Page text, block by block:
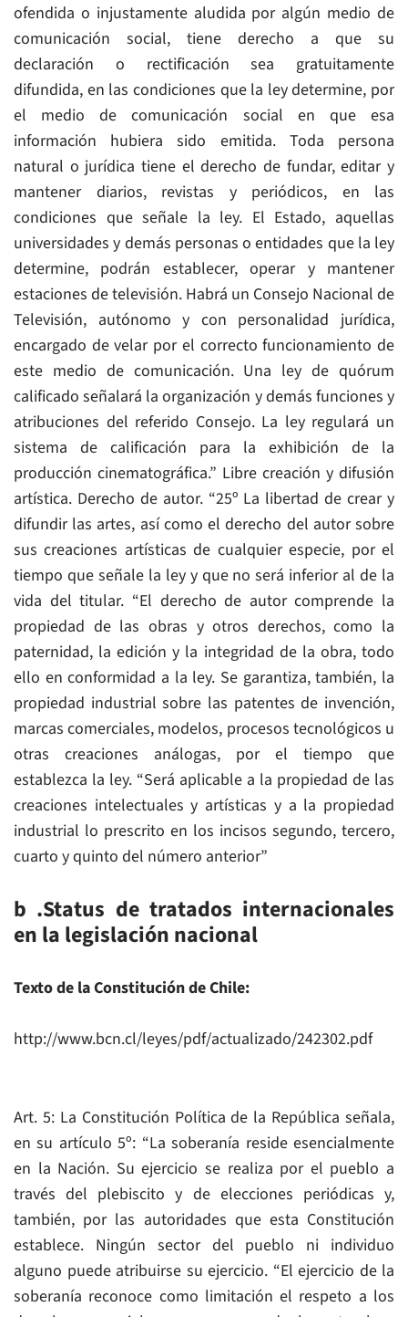
ofendida o injustamente aludida por algún medio de
comunicación social, tiene derecho a que su
declaración o rectificación sea gratuitamente
difundida, en las condiciones que la ley determine, por
el medio de comunicación social en que esa
información hubiera sido emitida. Toda persona
natural o jurídica tiene el derecho de fundar, editar y
mantener diarios, revistas y periódicos, en las
condiciones que señale la ley. El Estado, aquellas
universidades y demás personas o entidades que la ley
determine, podrán establecer, operar y mantener
estaciones de televisión. Habrá un Consejo Nacional de
Televisión, autónomo y con personalidad jurídica,
encargado de velar por el correcto funcionamiento de
este medio de comunicación. Una ley de quórum
calificado señalará la organización y demás funciones y
atribuciones del referido Consejo. La ley regulará un
sistema de calificación para la exhibición de la
producción cinematográfica.” Libre creación y difusión
artística. Derecho de autor. “25º La libertad de crear y
difundir las artes, así como el derecho del autor sobre
sus creaciones artísticas de cualquier especie, por el
tiempo que señale la ley y que no será inferior al de la
vida del titular. “El derecho de autor comprende la
propiedad de las obras y otros derechos, como la
paternidad, la edición y la integridad de la obra, todo
ello en conformidad a la ley. Se garantiza, también, la
propiedad industrial sobre las patentes de invención,
marcas comerciales, modelos, procesos tecnológicos u
otras creaciones análogas, por el tiempo que
establezca la ley. “Será aplicable a la propiedad de las
creaciones intelectuales y artísticas y a la propiedad
industrial lo prescrito en los incisos segundo, tercero,
cuarto y quinto del número anterior”
b .Status de tratados internacionales
en la legislación nacional
Texto de la Constitución de Chile:
http://www.bcn.cl/leyes/pdf/actualizado/242302.pdf
Art. 5: La Constitución Política de la República señala,
en su artículo 5º: “La soberanía reside esencialmente
en la Nación. Su ejercicio se realiza por el pueblo a
través del plebiscito y de elecciones periódicas y,
también, por las autoridades que esta Constitución
establece. Ningún sector del pueblo ni individuo
alguno puede atribuirse su ejercicio. “El ejercicio de la
soberanía reconoce como limitación el respeto a los